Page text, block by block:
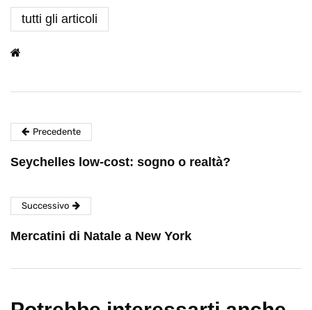
tutti gli articoli
Precedente
Seychelles low-cost: sogno o realtà?
Successivo
Mercatini di Natale a New York